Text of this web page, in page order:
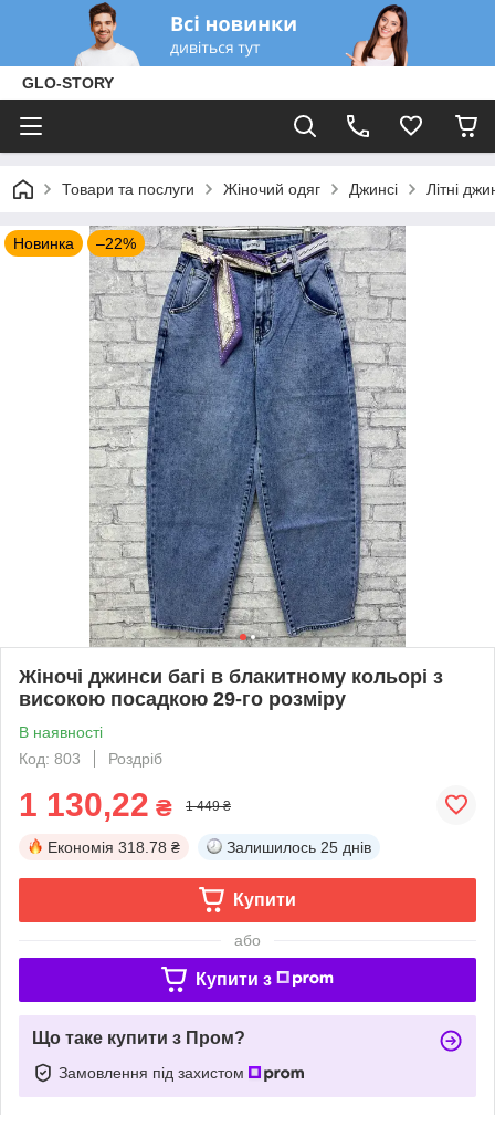
GLO-STORY
Товари та послуги Жіночий одяг Джинсі Літні
Новинка –22%
Жіночі джинси багі в блакитному кольорі з
високою посадкою 29-го розміру
В наявності
Код: 803
Роздріб
1 130,22 ₴ 1 449 ₴
Економія 318.78 ₴ Залишилось 25 днів
Купити
або
Купити з
Що таке купити з Пром?
Замовлення під захистом